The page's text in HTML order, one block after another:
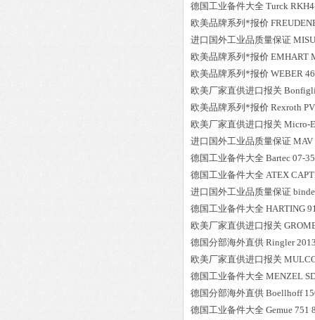
德国工业备件大全 Turck
欧美品牌系列*报价
进口国外工业品质量保证
欧美品牌系列*报价 EMHART
欧美品牌系列*报价 WEBER
欧美厂家直供进口报关
欧美品牌系列*报价 Rexroth
欧美厂家直供进口报关 Micro-
进口国外工业品质量保证 MAV
德国工业备件大全 Bartec 07-
德国工业备件大全 ATEX
进口国外工业品质量保证
德国工业备件大全 HARTING
欧美厂家直供进口报关
德国分部海外直供 Ringler
欧美厂家直供进口报关
德国工业备件大全 MENZEL
德国分部海外直供 Boellhoff
德国工业备件大全 Gemue 751